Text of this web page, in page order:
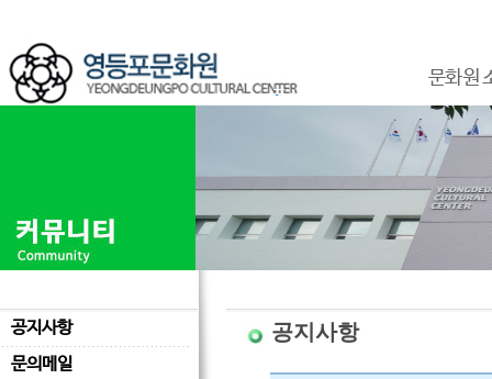
문화원
공지사항
문의메일
공지사항